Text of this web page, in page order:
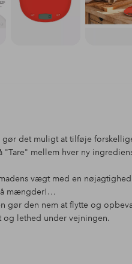
det muligt at tilføje
"Tare" mellem hver ny
vægt med en
mængder!
gør den nem at flytte og
lethed under vejningen.